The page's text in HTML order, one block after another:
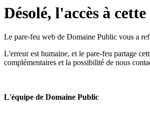
Désolé, l'accès à
Le pare-feu web de Domaine Public vous a
L'erreur est humaine, et le pare-feu partage
complémentaires et la possibilité de nous
L'équipe de Domaine Public